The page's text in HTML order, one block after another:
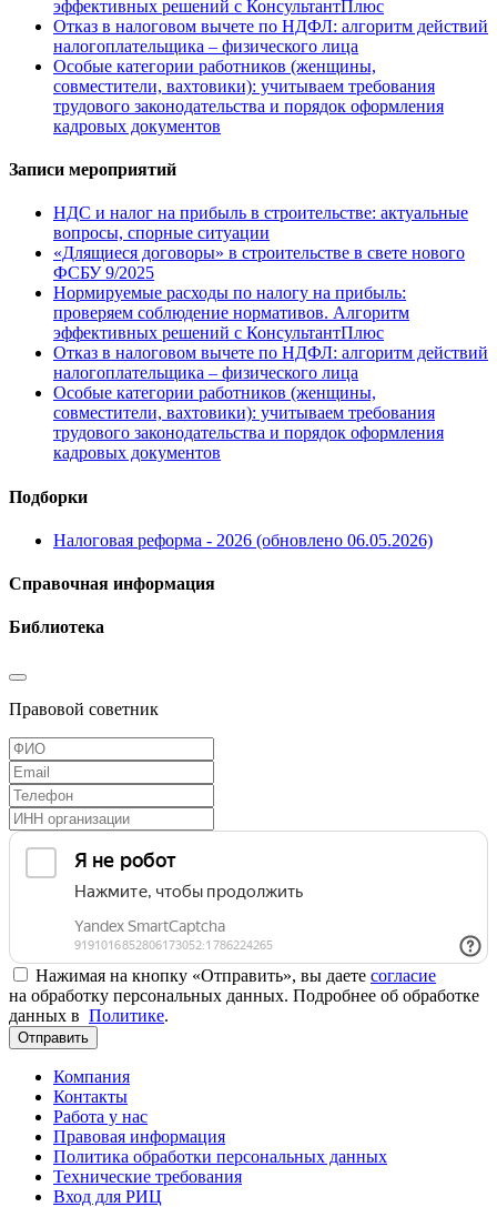
эффективных решений с КонсультантПлюс
Отказ в налоговом вычете по НДФЛ: алгоритм действий
налогоплательщика – физического лица
Особые категории работников (женщины,
совместители, вахтовики): учитываем требования
трудового законодательства и порядок оформления
кадровых документов
Записи мероприятий
НДС и налог на прибыль в строительстве: актуальные
вопросы, спорные ситуации
«Длящиеся договоры» в строительстве в свете нового
ФСБУ 9/2025
Нормируемые расходы по налогу на прибыль:
проверяем соблюдение нормативов. Алгоритм
эффективных решений с КонсультантПлюс
Отказ в налоговом вычете по НДФЛ: алгоритм действий
налогоплательщика – физического лица
Особые категории работников (женщины,
совместители, вахтовики): учитываем требования
трудового законодательства и порядок оформления
кадровых документов
Подборки
Налоговая реформа - 2026 (обновлено 06.05.2026)
Справочная информация
Библиотека
Правовой советник
Нажимая на кнопку «Отправить», вы даете согласие
на обработку персональных данных. Подробнее об обработке
данных в Политике.
Отправить
Компания
Контакты
Работа у нас
Правовая информация
Политика обработки персональных данных
Технические требования
Вход для РИЦ